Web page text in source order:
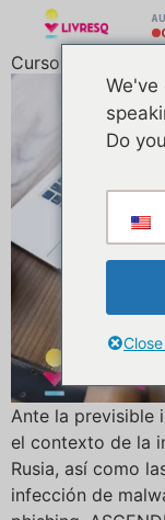
Curso gratuito de
Ante la previsible
el contexto de la
Rusia, así como
infección de
Do